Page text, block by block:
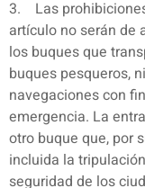
3. Las
artículo no serán de
los buques que
buques pesqueros,
navegaciones con
emergencia. La
otro buque que, por
incluida la
seguridad de los